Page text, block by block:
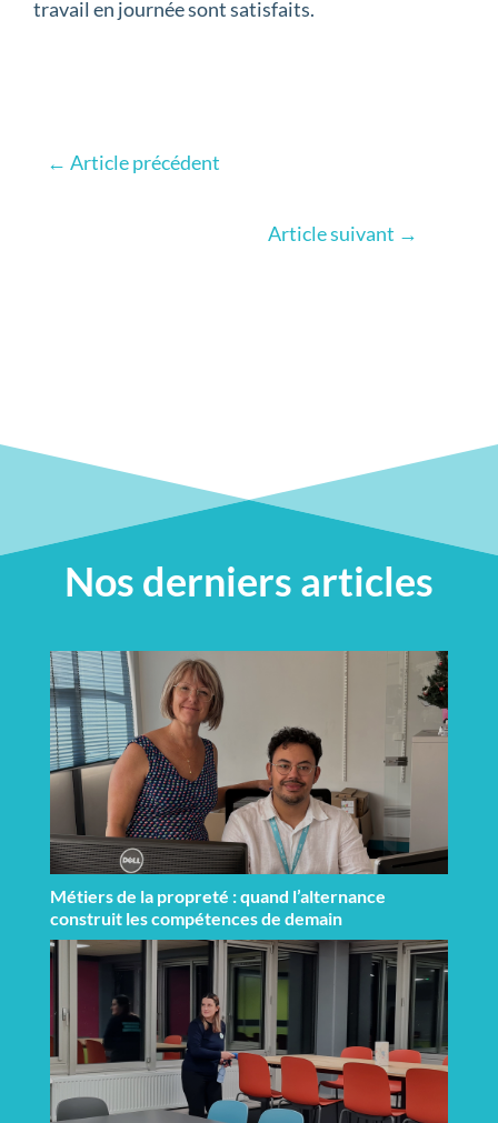
travail en journée sont satisfaits.
← Article précédent
Article suivant →
Nos derniers articles
Métiers de la propreté : quand l’alternance
construit les compétences de demain